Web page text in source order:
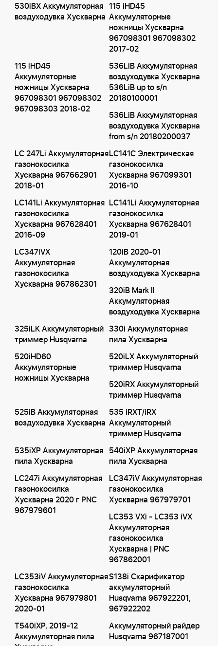
530iBX Аккумуляторная
воздуходувка Хускварна
115 iHD45
Аккумуляторные
ножницы Хускварна
967098301 967098302
2017-02
115 iHD45
Аккумуляторные
ножницы Хускварна
967098301 967098302
967098303 2018-02
536LiB Аккумуляторная
воздуходувка Хускварна
536LiB up to s/n
20180100001
536LiB Аккумуляторная
воздуходувка Хускварна
from s/n 20180200037
LC 247Li Аккумуляторная
газонокосилка
Хускварна 967662901
2018-01
LC141C Электрическая
газонокосилка
Хускварна 967099301
2016-10
LC141Li Аккумуляторная
газонокосилка
Хускварна 967628401
2016-09
LC141Li Аккумуляторная
газонокосилка
Хускварна 967628401
2019-01
LC347iVX
Аккумуляторная
газонокосилка
Хускварна 967862301
120iB 2020-01
Аккумуляторная
воздуходувка Хускварна
320iB Mark II
Аккумуляторная
воздуходувка Хускварна
325iLK Аккумуляторный
триммер Husqvarna
330i Аккумуляторная
пила Хускварна
520iHD60
Аккумуляторные
ножницы Хускварна
520iLX Аккумуляторный
триммер Husqvarna
520iRX Аккумуляторный
триммер Husqvarna
525iB Аккумуляторная
воздуходувка Хускварна
535 iRXT/iRX
Аккумуляторный
триммер Husqvarna
535iXP Аккумуляторная
пила Хускварна
540iXP Аккумуляторная
пила Хускварна
LC247i Аккумуляторная
газонокосилка
Хускварна 2020 г PNC
967979601
LC347iV Аккумуляторная
газонокосилка
Хускварна 967979701
LC353 VXi - LC353 iVX
Аккумуляторная
газонокосилка
Хускварна | PNC
967862001
LC353iV Аккумуляторная
газонокосилка
Хускварна 967979801
2020-01
S138i Скарификатор
аккумуляторный
Husqvarna 967922201,
967922202
T540iXP, 2019-12
Аккумуляторная пила
Аккумуляторный райдер
Husqvarna 967187001